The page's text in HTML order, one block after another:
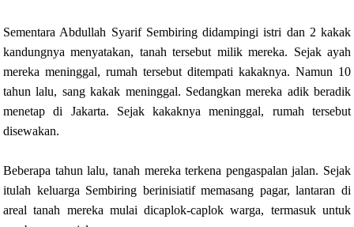
Sementara Abdullah Syarif Sembiring didampingi istri dan 2 kakak
kandungnya menyatakan, tanah tersebut milik mereka. Sejak ayah
mereka meninggal, rumah tersebut ditempati kakaknya. Namun 10
tahun lalu, sang kakak meninggal. Sedangkan mereka adik beradik
menetap di Jakarta. Sejak kakaknya meninggal, rumah tersebut
disewakan.
Beberapa tahun lalu, tanah mereka terkena pengaspalan jalan. Sejak
itulah keluarga Sembiring berinisiatif memasang pagar, lantaran di
areal tanah mereka mulai dicaplok-caplok warga, termasuk untuk